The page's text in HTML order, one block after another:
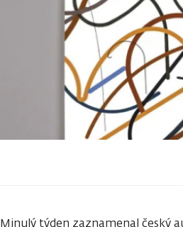
Minulý týden zaznamenal český